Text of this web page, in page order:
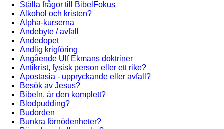
Ställa frågor till BibelFokus
Alkohol och kristen?
Alpha-kurserna
Andebyte / avfall
Andedopet
Andlig krigföring
Angående Ulf Ekmans doktriner
Antikrist, fysisk person eller ett rike?
Apostasia - uppryckande eller avfall?
Besök av Jesus?
Bibeln, är den komplett?
Blodpudding?
Budorden
Bunkra förnödenheter?